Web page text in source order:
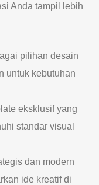
Anda tampil lebih
pilihan desain
untuk kebutuhan
eksklusif yang
standar visual
dan modern
ide kreatif di